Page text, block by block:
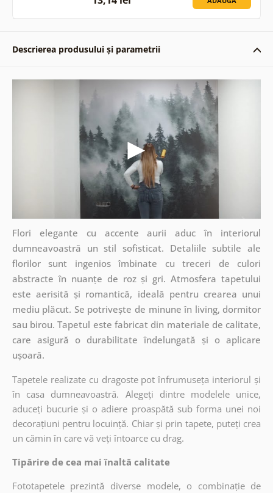
Descrierea produsului și parametrii
Flori elegante cu accente aurii aduc în interiorul
dumneavoastră un stil sofisticat. Detaliile subtile ale
florilor sunt ingenios îmbinate cu treceri de culori
abstracte în nuanțe de roz și gri. Atmosfera tapetului
este aerisită și romantică, ideală pentru crearea unui
mediu plăcut. Se potrivește de minune în living, dormitor
sau birou. Tapetul este fabricat din materiale de calitate,
care asigură o durabilitate îndelungată și o aplicare
ușoară.
Tapetele realizate cu dragoste pot înfrumuseța interiorul și
în casa dumneavoastră. Alegeți dintre modelele unice,
aduceți bucurie și o adiere proaspătă sub forma unei noi
decorațiuni pentru locuință. Chiar și prin tapete, puteți crea
un cămin în care vă veți întoarce cu drag.
Tipărire de cea mai înaltă calitate
Fototapetele prezintă diverse modele, o combinație de